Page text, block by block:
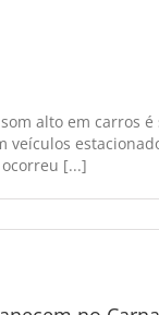
alto em carros
[...]